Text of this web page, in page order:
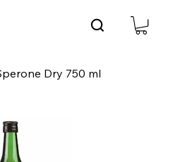
Dry 750 ml